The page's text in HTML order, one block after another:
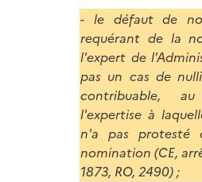
- le défaut de
requérant de la
l'expert de l'A
pas un cas de
contribuable,
l'expertise à
n'a pas protesté
nomination (CE,
1873, RO, 2490) ;